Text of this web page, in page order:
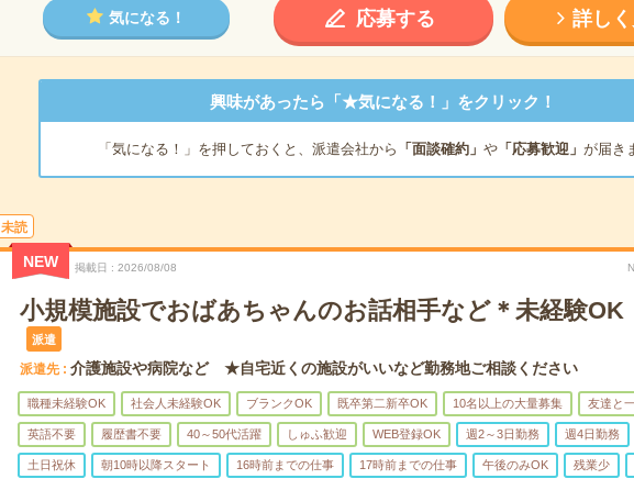
気になる！ 応募する 詳し
興味があったら「★気になる！」をクリック！
「気になる！」を押しておくと、派遣会社から 「面談確約」 や「応募歓迎」 が届き
未読
NEW 掲載日 2026/08/08
小規模施設でおばあちゃんのお話相手など＊未経験OK
派遣
派遣先 介護施設や病院など ★自宅近くの施設がいいなど勤務地ご相談ください
職種未経験OK 社会人未経験OK ブランクOK 既卒第二新卒OK 10名以上の大量募集 友達と
英語不要 履歴書不要 40～50代活躍 しゅふ歓迎 WEB登録OK 週2～3日勤務 週4日勤務
土日祝休 朝10時以降スタート 16時前までの仕事 17時前までの仕事 午後のみOK 残業少